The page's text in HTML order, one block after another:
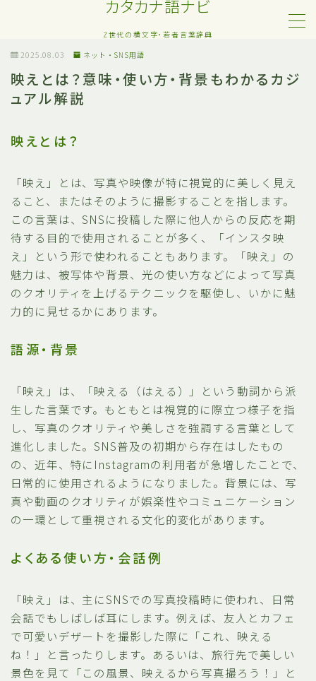
カタカナ語ナビ
Z世代の横文字・若者言葉辞典
MENU
Z世代・若者カタカナ語
ネット・SNS用語
日常でよく聞く流行語
略語・造語
2025.08.03 ネット・SNS用語
映えとは？意味・使い方・背景もわかるカジ
ュアル解説
映えとは？
「映え」とは、写真や映像が特に視覚的に美しく見え
ること、またはそのように撮影することを指します。
この言葉は、SNSに投稿した際に他人からの反応を期
待する目的で使用されることが多く、「インスタ映
え」という形で使われることもあります。「映え」の
魅力は、被写体や背景、光の使い方などによって写真
のクオリティを上げるテクニックを駆使し、いかに魅
力的に見せるかにあります。
語源・背景
「映え」は、「映える（はえる）」という動詞から派
生した言葉です。もともとは視覚的に際立つ様子を指
し、写真のクオリティや美しさを強調する言葉として
進化しました。SNS普及の初期から存在はしたもの
の、近年、特にInstagramの利用者が急増したことで、
日常的に使用されるようになりました。背景には、写
真や動画のクオリティが娯楽性やコミュニケーション
の一環として重視される文化的変化があります。
よくある使い方・会話例
「映え」は、主にSNSでの写真投稿時に使われ、日常
会話でもしばしば耳にします。例えば、友人とカフェ
で可愛いデザートを撮影した際に「これ、映える
ね！」と言ったりします。あるいは、旅行先で美しい
景色を見て「この風景、映えるから写真撮ろう！」と